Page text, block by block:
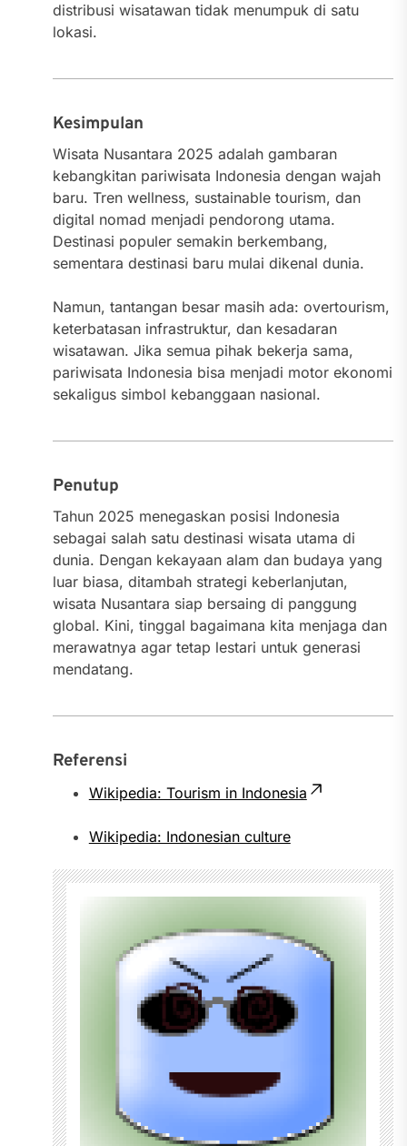
distribusi wisatawan tidak menumpuk di satu
lokasi.
Kesimpulan
Wisata Nusantara 2025 adalah gambaran
kebangkitan pariwisata Indonesia dengan wajah
baru. Tren wellness, sustainable tourism, dan
digital nomad menjadi pendorong utama.
Destinasi populer semakin berkembang,
sementara destinasi baru mulai dikenal dunia.
Namun, tantangan besar masih ada: overtourism,
keterbatasan infrastruktur, dan kesadaran
wisatawan. Jika semua pihak bekerja sama,
pariwisata Indonesia bisa menjadi motor ekonomi
sekaligus simbol kebanggaan nasional.
Penutup
Tahun 2025 menegaskan posisi Indonesia
sebagai salah satu destinasi wisata utama di
dunia. Dengan kekayaan alam dan budaya yang
luar biasa, ditambah strategi keberlanjutan,
wisata Nusantara siap bersaing di panggung
global. Kini, tinggal bagaimana kita menjaga dan
merawatnya agar tetap lestari untuk generasi
mendatang.
Referensi
Wikipedia: Tourism in Indonesia
Wikipedia: Indonesian culture